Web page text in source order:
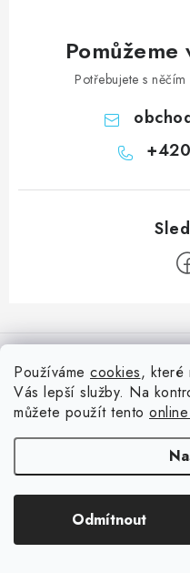
Používáme cookies, které
Vás lepší služby. Na
můžete použít tento
Odmítnout
Pomůžeme
Potřebujete s
á
Doprava
Oblíbené ♥️
Hodnocení obchodu
Nepřehlédněte
Blog s nápady a návody
Slovník pojmů, české návody
Reklamace a vrácení zboží
.